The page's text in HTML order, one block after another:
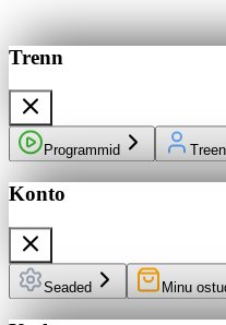
Trenn
Programmid
Konto
Seaded Minu